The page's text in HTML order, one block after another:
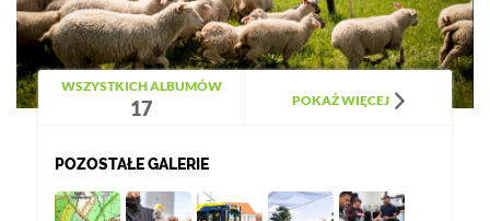
WSZYSTKICH ALBUMÓW
17 POKAŻ WIĘCEJ
POZOSTAŁE GALERIE